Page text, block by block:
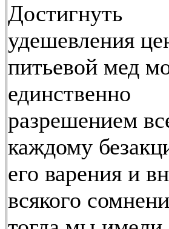
Достигнуть
удешевления
питьевой мед
единственно
разрешением
каждому
его варения и
всякого